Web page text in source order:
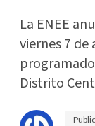
La ENEE
viernes 7
Distrito